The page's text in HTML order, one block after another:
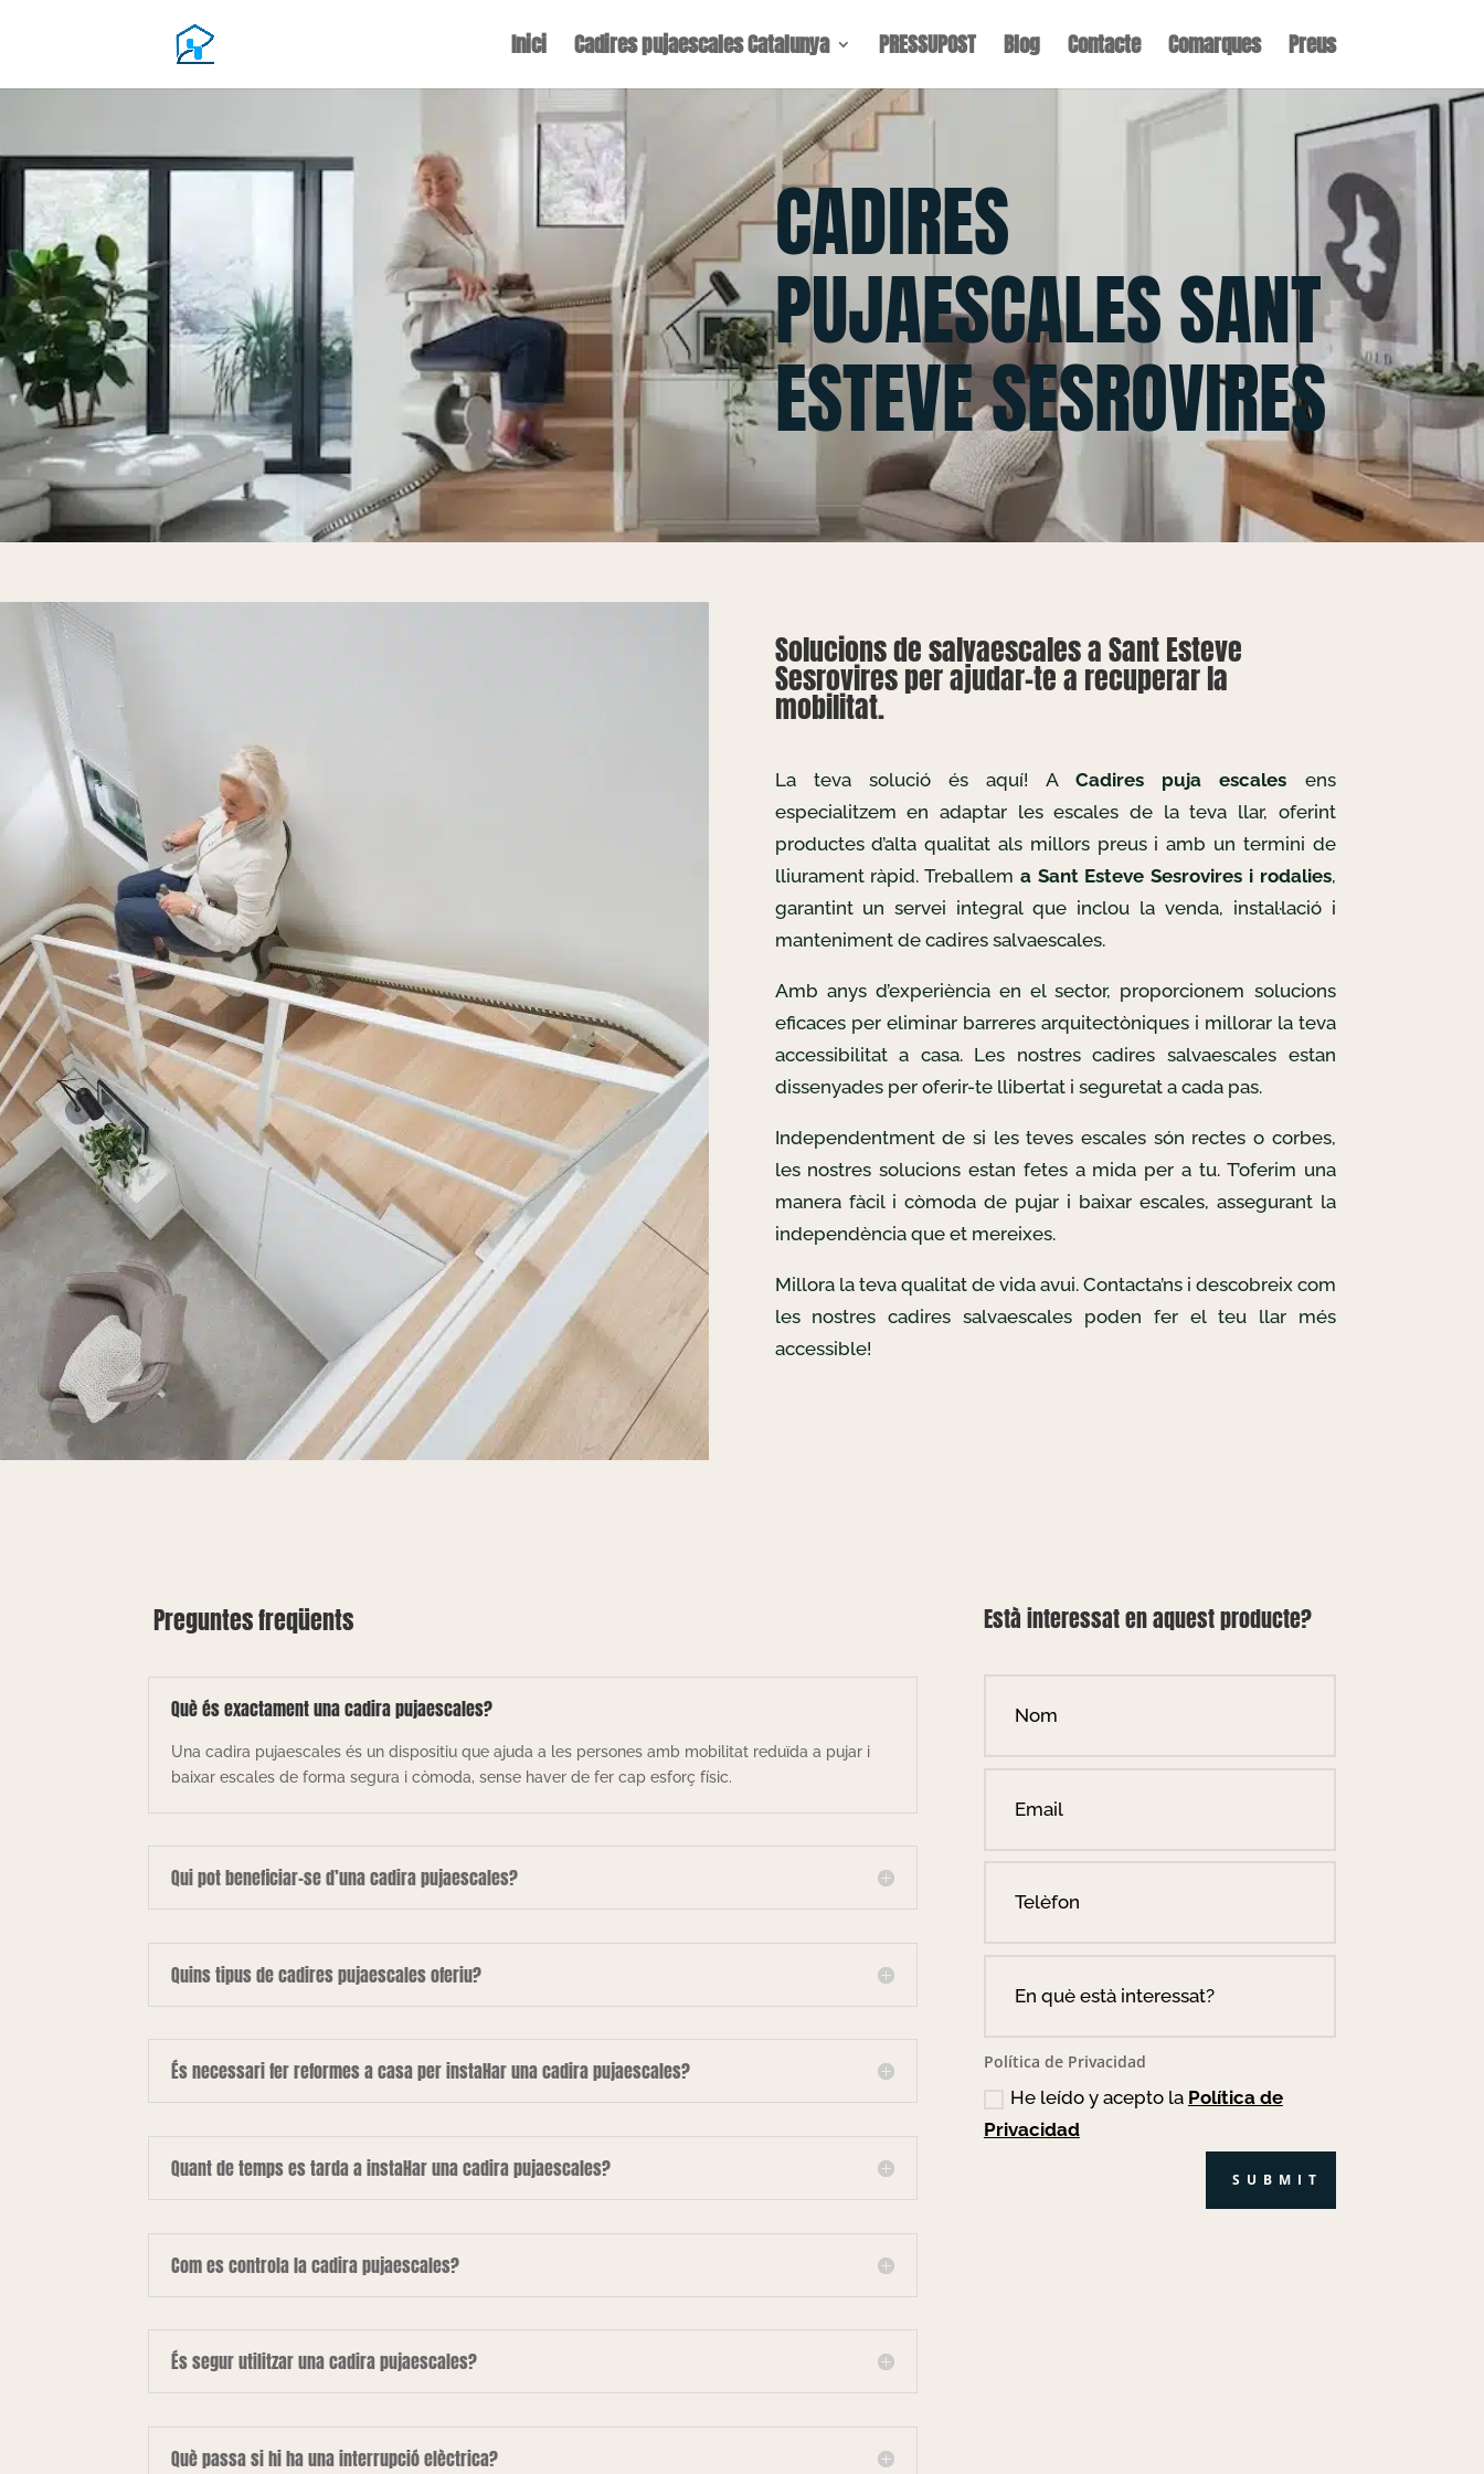
Inici Cadires pujaescales Catalunya PRESSUPOST Blog Contacte Comarques Preus
CADIRES
PUJAESCALES SANT
ESTEVE SESROVIRES
Solucions de salvaescales a Sant Esteve
Sesrovires per ajudar-te a recuperar la
mobilitat.
La teva solució és aquí! A Cadires puja escales ens
especialitzem en adaptar les escales de la teva llar, oferint
productes d’alta qualitat als millors preus i amb un termini de
lliurament ràpid. Treballem a Sant Esteve Sesrovires i rodalies,
garantint un servei integral que inclou la venda, instal·lació i
manteniment de cadires salvaescales.
Amb anys d’experiència en el sector, proporcionem solucions
eficaces per eliminar barreres arquitectòniques i millorar la teva
accessibilitat a casa. Les nostres cadires salvaescales estan
dissenyades per oferir-te llibertat i seguretat a cada pas.
Independentment de si les teves escales són rectes o corbes,
les nostres solucions estan fetes a mida per a tu. T’oferim una
manera fàcil i còmoda de pujar i baixar escales, assegurant la
independència que et mereixes.
Millora la teva qualitat de vida avui. Contacta’ns i descobreix com
les nostres cadires salvaescales poden fer el teu llar més
accessible!
Preguntes freqüents
Què és exactament una cadira pujaescales?
Una cadira pujaescales és un dispositiu que ajuda a les persones amb mobilitat reduïda a pujar i
baixar escales de forma segura i còmoda, sense haver de fer cap esforç físic.
Qui pot beneficiar-se d’una cadira pujaescales?
Quins tipus de cadires pujaescales oferiu?
És necessari fer reformes a casa per instal·lar una cadira pujaescales?
Quant de temps es tarda a instal·lar una cadira pujaescales?
Com es controla la cadira pujaescales?
És segur utilitzar una cadira pujaescales?
Què passa si hi ha una interrupció elèctrica?
Està interessat en aquest producte?
Política de Privacidad
He leído y acepto la Política de
Privacidad
SUBMIT